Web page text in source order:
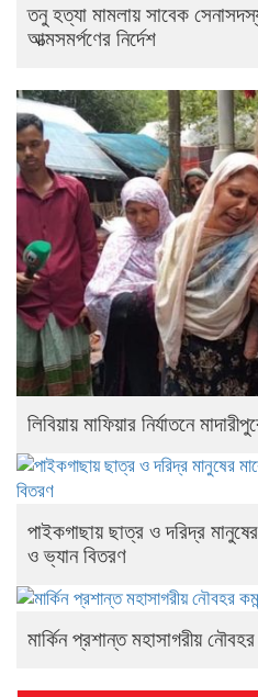
তনু হত্যা মামলায় সাবেক
আত্মসমর্পণের নির্দেশ
লিবিয়ায় মাফিয়ার নির্যাতনে
পাইকগাছায় ছাত্র ও দরিদ্র
ও ভ্যান বিতরণ
মার্কিন প্রশান্ত মহাসাগরীয়